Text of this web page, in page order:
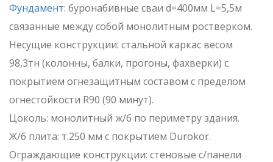
Фундамент: буронабивные сваи d=400мм L=5,5м
связанные между собой монолитным ростверком.
Несущие конструкции: стальной каркас весом
98,3тн (колонны, балки, прогоны, фахверки) с
покрытием огнезащитным составом с пределом
огнестойкости R90 (90 минут).
Цоколь: монолитный ж/б по периметру здания.
Ж/б плита: т.250 мм с покрытием Durokor.
Ограждающие конструкции: стеновые с/панели